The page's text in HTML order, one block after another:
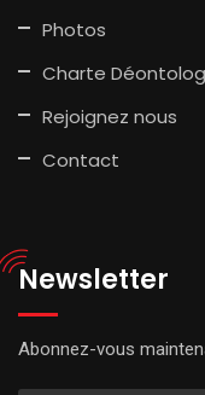
Photos
Charte
Rejoignez nous
Contact
Newsletter
Abonnez-vous